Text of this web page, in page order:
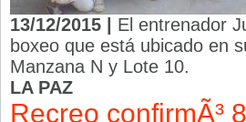
13/12/2015 | El entrenador
boxeo que está ubicado en
Manzana N y Lote 10.
LA PAZ
Recreo confirmÃ³